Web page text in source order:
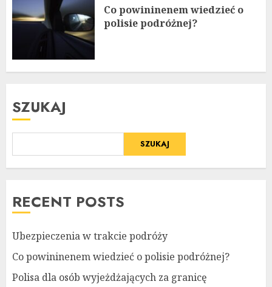
Co powininenem wiedzieć o
polisie podróżnej?
SZUKAJ
SZUKAJ
RECENT POSTS
Ubezpieczenia w trakcie podróży
Co powininenem wiedzieć o polisie podróżnej?
Polisa dla osób wyjeżdżających za granicę